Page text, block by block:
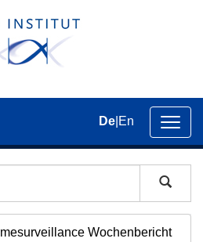
der
De En
Wochenbericht